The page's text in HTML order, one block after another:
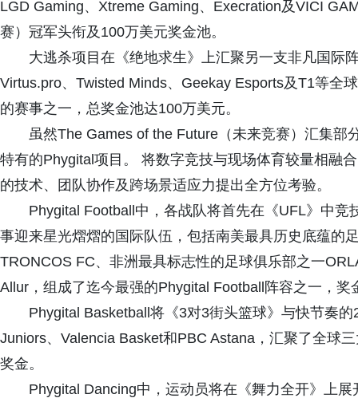
LGD Gaming、Xtreme Gaming、Execration及VICI
赛）冠军头衔及100万美元奖金池。
大逃杀项目在《绝地求生》上汇聚另一支非凡国际
Virtus.pro、Twisted Minds、Geekay Esports及T1等全
的赛事之一，总奖金池达100万美元。
虽然The Games of the Future（未来竞赛）汇集部
特有的Phygital项目。 将数字竞技与现场体育较量相融
的技术、团队协作及跨场景适应力提出全方位考验。
Phygital Football中，各战队将首先在《UFL》中
事迎来星光熠熠的国际队伍，包括南美最具历史底蕴的
TRONCOS FC、非洲最具标志性的足球俱乐部之一
Allur，组成了迄今最强的Phygital Football阵容之一，奖
Phygital Basketball将《3对3街头篮球》与快节奏
Juniors、Valencia Basket和PBC Astana，汇聚了全球
奖金。
Phygital Dancing中，运动员将在《舞力全开》上